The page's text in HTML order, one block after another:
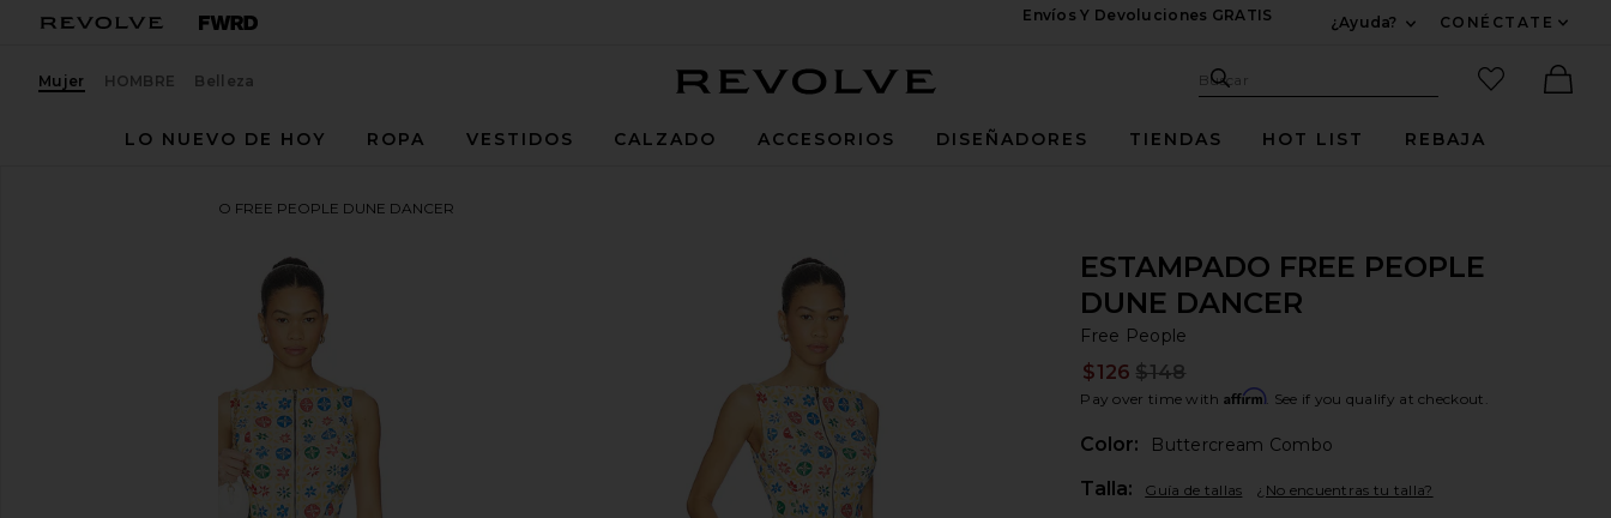
Envíos Y Devoluciones GRATIS
¿Ayuda?
CONÉCTATE
Mujer HOMBRE Belleza Sitio de búsqueda
Buscar
artículos
LO NUEVO DE HOY
ROPA VESTIDOS CALZADO ACCESORIOS DISEÑADORES TIENDAS HOT LIST REBAJA
ESTAMPADO FREE PEOPLE DUNE DANCER
favoritoFree People Dune Dancer Printed Romper in Buttercream Combo
ESTAMPADO FREE PEOPLE
DUNE DANCER
Free People
$126 $148
Pay over time with Affirm. See if you qualify at checkout.
Color:
Buttercream Combo
Talla: Guía de tallas ¿No encuentras tu talla?